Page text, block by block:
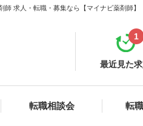
求人・転職・募集なら【マイナビ薬剤師】
最近見た求
1
転職相談会 転